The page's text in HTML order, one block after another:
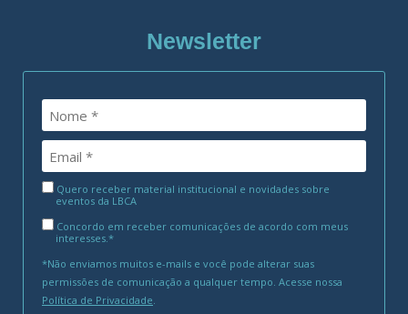
Newsletter
Quero receber material institucional e novidades sobre
eventos da LBCA
Concordo em receber comunicações de acordo com meus
interesses.*
*Não enviamos muitos e-mails e você pode alterar suas
permissões de comunicação a qualquer tempo. Acesse nossa
Política de Privacidade